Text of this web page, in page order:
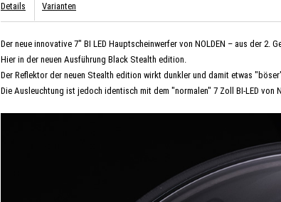
Details Varianten
Der neue innovative 7″ BI LED Hauptscheinwerfer von NOLDEN – aus der 2.
Hier in der neuen Ausführung Black Stealth edition.
Der Reflektor der neuen Stealth edition wirkt dunkler und damit etwas
Die Ausleuchtung ist jedoch identisch mit dem "normalen" 7 Zoll BI-LED von